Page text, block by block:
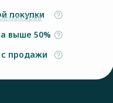
прав
покупки
выше 50%
продажи